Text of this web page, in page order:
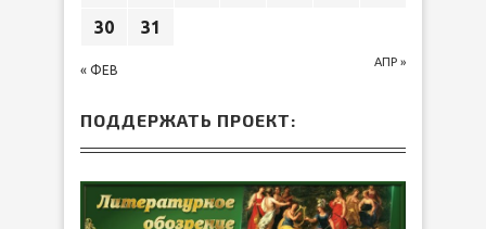
« ФЕВ
АПР »
30
31
ПОДДЕРЖАТЬ ПРОЕКТ: